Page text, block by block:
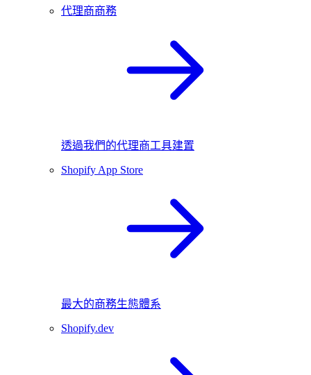
代理商商務
透過我們的代理商工具建置
Shopify App Store
最大的商務生態體系
Shopify.dev